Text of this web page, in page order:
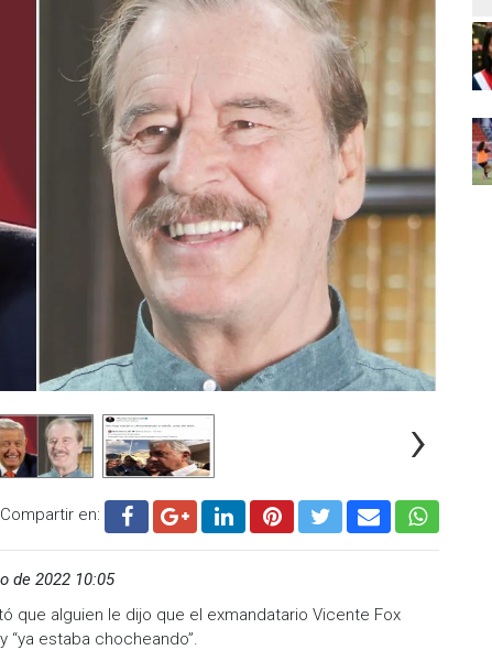
›
Compartir en:
de 2022 10:05
que alguien le dijo que el exmandatario Vicente Fox
“ya estaba chocheando”.